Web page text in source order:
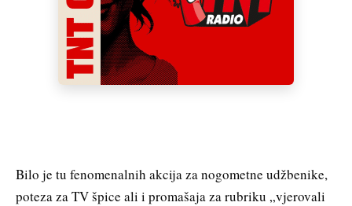
Bilo je tu fenomenalnih akcija za nogometne udžbenike,
poteza za TV špice ali i promašaja za rubriku „vjerovali